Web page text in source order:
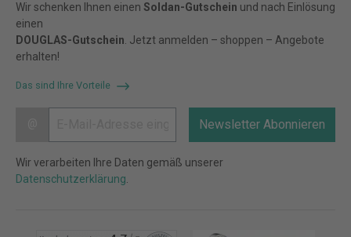
Wir schenken Ihnen einen Soldan-Gutschein und nach Einlösung
einen
DOUGLAS-Gutschein . Jetzt anmelden – shoppen – Angebote
erhalten!
Das sind Ihre Vorteile
Newsletter Abonnieren
Wir verarbeiten Ihre Daten gemäß unserer
Datenschutzerklärung